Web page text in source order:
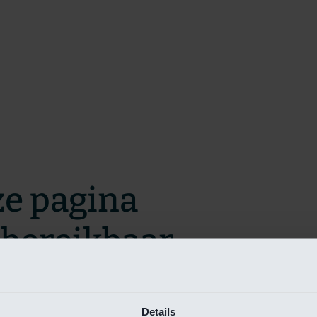
Details
pagina
zo snel mogelijk te verhelpen.